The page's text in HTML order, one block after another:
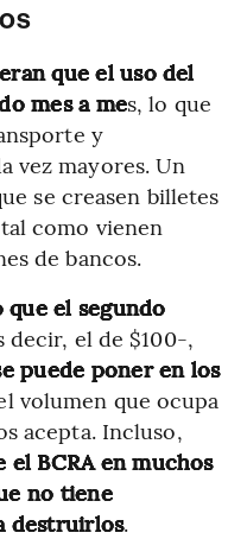
que el uso del
mes a mes, lo que
y
vez mayores. Un
se creasen billetes
como vienen
de bancos.
que el segundo
decir, el de $100-,
puede poner en los
volumen que ocupa
acepta. Incluso,
BCRA en muchos
no tiene
destruirlos.